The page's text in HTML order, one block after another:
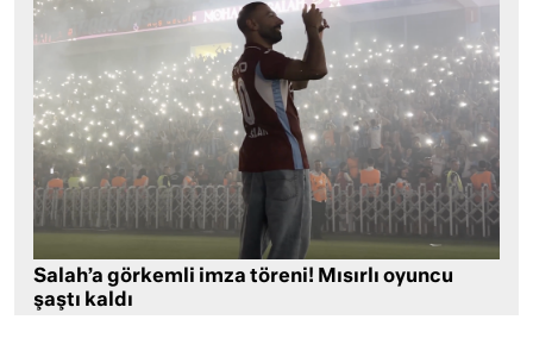
Salah’a görkemli imza töreni! Mısırlı oyuncu
şaştı kaldı